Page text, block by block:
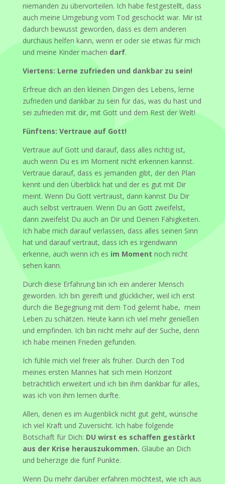
niemanden zu übervorteilen. Ich habe festgestellt, dass
auch meine Umgebung vom Tod geschockt war. Mir ist
dadurch bewusst geworden, dass es dem anderen
durchaus helfen kann, wenn er oder sie etwas für mich
und meine Kinder machen darf.
Viertens: Lerne zufrieden und dankbar zu sein!
Erfreue dich an den kleinen Dingen des Lebens, lerne
zufrieden und dankbar zu sein für das, was du hast und
sei zufrieden mit dir, mit Gott und dem Rest der Welt!
Fünftens: Vertraue auf Gott!
Vertraue auf Gott und darauf, dass alles richtig ist,
auch wenn Du es im Moment nicht erkennen kannst.
Vertraue darauf, dass es jemanden gibt, der den Plan
kennt und den Überblick hat und der es gut mit Dir
meint. Wenn Du Gott vertraust, dann kannst Du Dir
auch selbst vertrauen. Wenn Du an Gott zweifelst,
dann zweifelst Du auch an Dir und Deinen Fähigkeiten.
Ich habe mich darauf verlassen, dass alles seinen Sinn
hat und darauf vertraut, dass ich es irgendwann
erkenne, auch wenn ich es im Moment noch nicht
sehen kann.
Durch diese Erfahrung bin ich ein anderer Mensch
geworden. Ich bin gereift und glücklicher, weil ich erst
durch die Begegnung mit dem Tod gelernt habe, mein
Leben zu schätzen. Heute kann ich viel mehr genießen
und empfinden. Ich bin nicht mehr auf der Suche, denn
ich habe meinen Frieden gefunden.
Ich fühle mich viel freier als früher. Durch den Tod
meines ersten Mannes hat sich mein Horizont
beträchtlich erweitert und ich bin ihm dankbar für alles,
was ich von ihm lernen durfte.
Allen, denen es im Augenblick nicht gut geht, wünsche
ich viel Kraft und Zuversicht. Ich habe folgende
Botschaft für Dich: DU wirst es schaffen gestärkt
aus der Krise herauszukommen. Glaube an Dich
und beherzige die fünf Punkte.
Wenn Du mehr darüber erfahren möchtest, wie ich aus